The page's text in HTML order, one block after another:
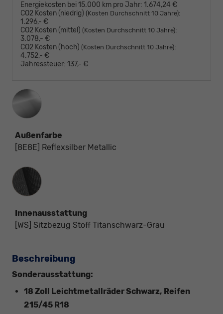
Energiekosten bei 15.000 km pro Jahr: 1.674,24 €
CO2 Kosten (niedrig) (Kosten Durchschnitt 10 Jahre):
1.296,- €
CO2 Kosten (mittel) (Kosten Durchschnitt 10 Jahre):
3.078,- €
CO2 Kosten (hoch) (Kosten Durchschnitt 10 Jahre):
4.752,- €
Jahressteuer: 137,- €
Außenfarbe
[8E8E] Reflexsilber Metallic
Innenausstattung
Innenausstattung
[WS] Sitzbezug Stoff Titanschwarz-Grau
Beschreibung
Sonderausstattung:
18 Zoll Leichtmetallräder Schwarz, Reifen
215/45 R18